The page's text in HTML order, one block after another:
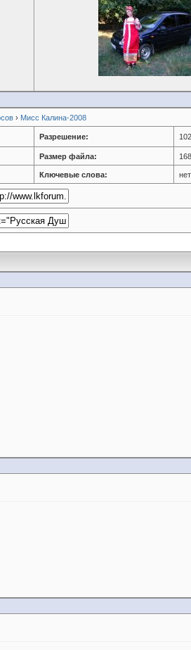
› Мисс Калина-2008
Разрешение:
Размер файла:
Ключевые слова: нет